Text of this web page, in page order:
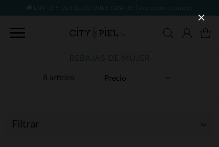
ENVÍO Y DEVOLUCIONES GRATIS (ver condiciones)
8 articles
REBAJAS DE MUJER
Filtrar